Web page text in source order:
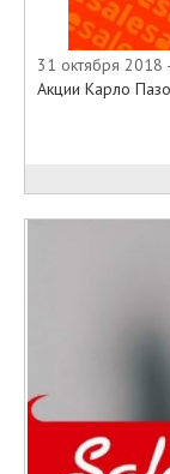
31 октября 2018
Акции Карло